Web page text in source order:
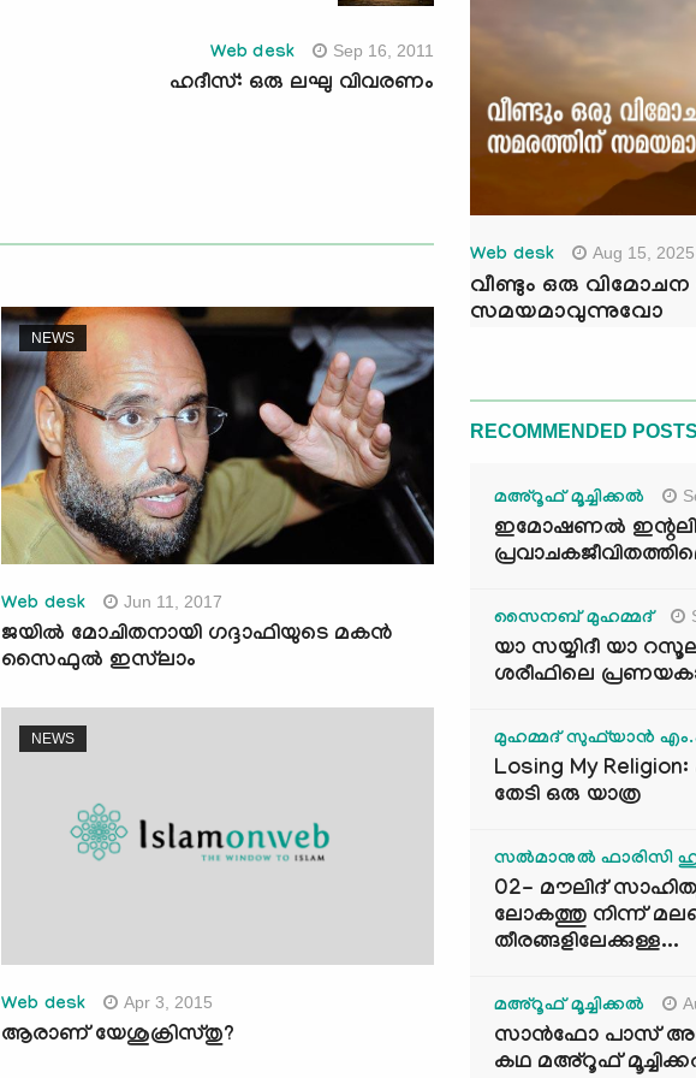
Web desk Sep 16, 2011
ഹദീസ്: ഒരു ലഘു വിവരണം
NEWS
Web desk Jun 11, 2017
ജയില്‍ മോചിതനായി ഗദ്ദാഫിയുടെ മകന്‍
സൈഫുല്‍ ഇസ്‌ലാം
NEWS
Web desk Apr 3, 2015
ആരാണ് യേശുക്രിസ്തു?
Web desk Aug 15, 2025
വീണ്ടും ഒരു
സമയമാവുന്നുവോ
RECOMMENDED POSTS
മഅ്റൂഫ് മൂച്ചിക്കല്‍
ഇമോഷണൽ
സൈനബ് മുഹമ്മദ്
യാ സയ്യിദീ യാ
ശരീഫിലെ
മുഹമ്മദ് സുഫ്‌യാൻ
Losing My
തേടി ഒരു യാത്ര
സൽമാനുൽ ഫാരിസി
02- മൗലിദ്
ലോകത്തു നിന്ന്
തീരങ്ങളിലേക്കുള്ള...
മഅ്റൂഫ് മൂച്ചിക്കല്‍
സാൻഫോ പാസ്
കഥ മഅ്റൂഫ്